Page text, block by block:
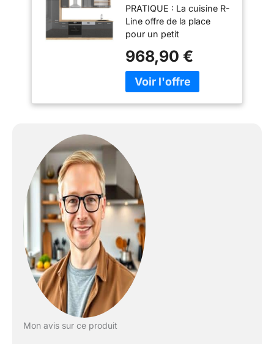
300cm
PRATIQUE : La cuisine R-
Line offre de la place
pour un petit
ainsi qu’un four. Des
façades entièrement
intégrées pour lave-
meubles hauts peut être
agrandie et adaptée
individuellement. Les
pieds réglables en
hauteur offrent une
flexibilité supplémentaire.
DIMENSIONS : Le meuble
de cuisine a une largeur
de 300 cm et une
hauteur de 207 cm. Les
meubles bas ont une
968,90 €
Mon avis sur ce produit